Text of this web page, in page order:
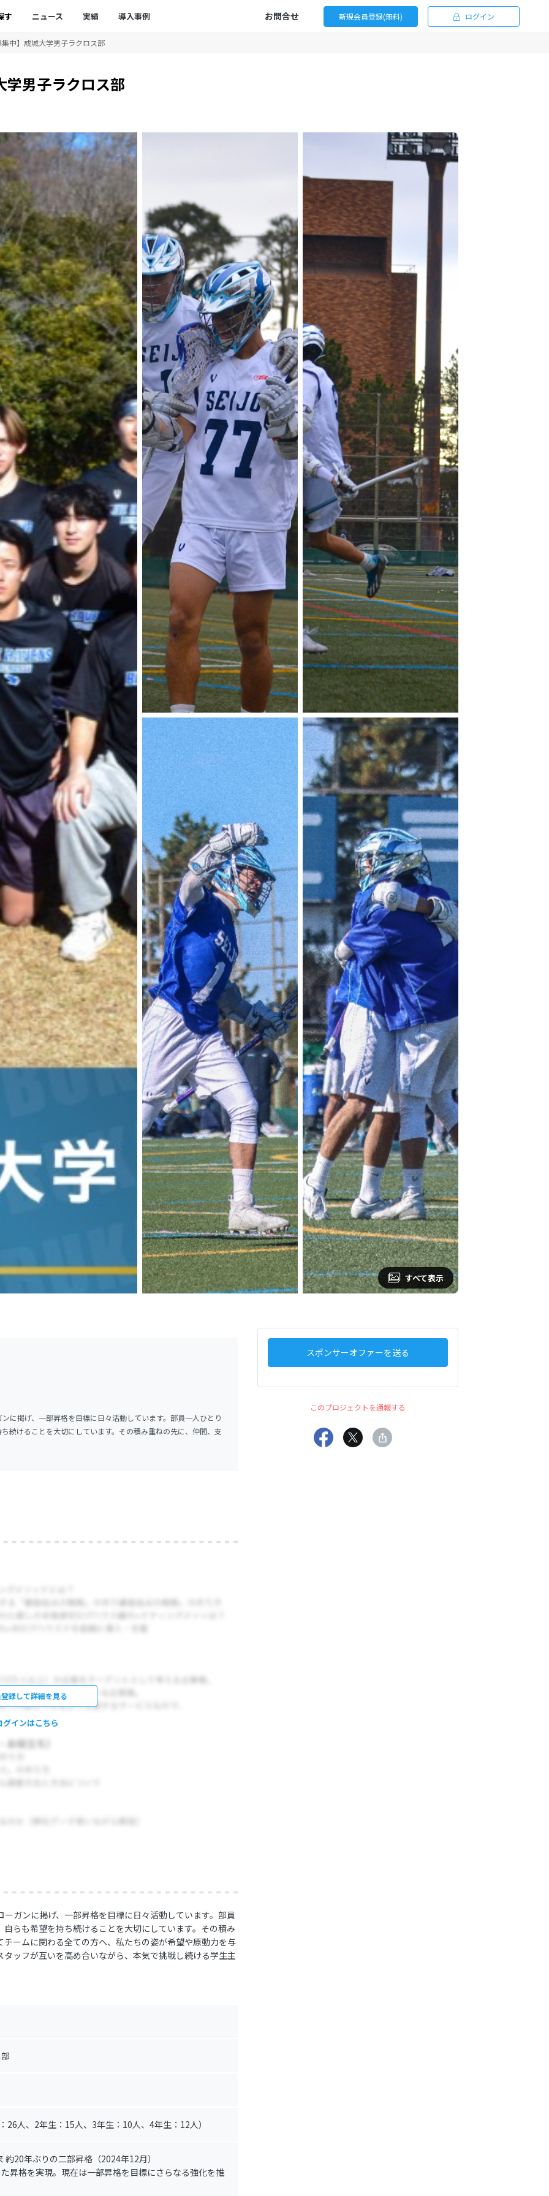
す ニュース 実績 導入事例 お問合せ 新規会員登録(無料) ログイン
中】成城大学男子ラクロス部
学男子ラクロス部
すべて表示
に掲げ、一部昇格を目標に日々活動しています。部員一人ひとり
続けることを大切にしています。その積み重ねの先に、仲間、支
録して詳細を見る
グインはこちら
ガンに掲げ、一部昇格を目標に日々活動しています。部員
らも希望を持ち続けることを大切にしています。その積み
ームに関わる全ての方へ、私たちの姿が希望や原動力を与
ッフが互いを高め合いながら、本気で挑戦し続ける学生主
26人、2年生：15人、3年生：10人、4年生：12人）
約20年ぶりの二部昇格（2024年12月）
格を実現。現在は一部昇格を目標にさらなる強化を推
スポンサーオファーを送る
このプロジェクトを通報する